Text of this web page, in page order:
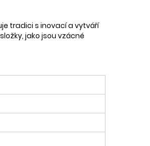
tradici s inovací a vytváří
jako jsou vzácné